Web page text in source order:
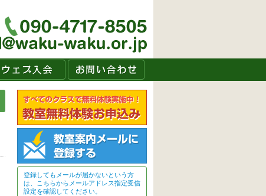
登録してもメールが届かないという方
は、こちらからメールアドレス指定受信
設定を確認してください。